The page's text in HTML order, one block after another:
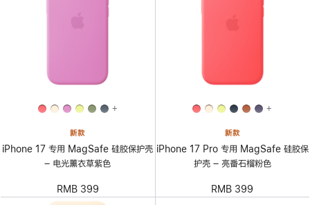
+
新款
iPhone 17 专用 MagSafe 硅胶保护壳
– 电光薰衣草紫色
RMB 399
+
新款
iPhone 17 Pro 专用 MagSafe 硅胶保
护壳 – 亮番石榴粉色
RMB 399